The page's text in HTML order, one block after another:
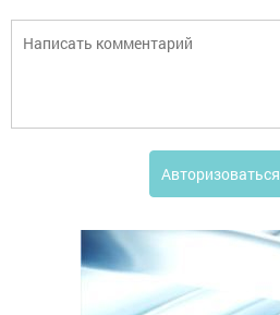
Авторизоваться